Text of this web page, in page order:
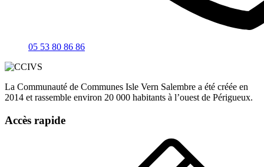
05 53 80 86 86
La Communauté de Communes Isle Vern Salembre a été créée en
2014 et rassemble environ 20 000 habitants à l’ouest de Périgueux.
Accès rapide